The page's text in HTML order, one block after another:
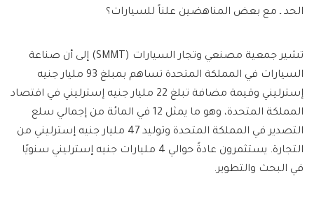
الحد ـ مع بعض المناهضين علناً للسيارات؟
تشير جمعية مصنعي وتجار السيارات (SMMT) إلى أن صناعة
السيارات في المملكة المتحدة تساهم بمبلغ 93 مليار جنيه
إسترليني وقيمة مضافة تبلغ 22 مليار جنيه إسترليني في اقتصاد
المملكة المتحدة، وهو ما يمثل 12 في المائة من إجمالي سلع
التصدير في المملكة المتحدة وتوليد 47 مليار جنيه إسترليني من
التجارة. يستثمرون عادةً حوالي 4 مليارات جنيه إسترليني سنويًا
في البحث والتطوير.